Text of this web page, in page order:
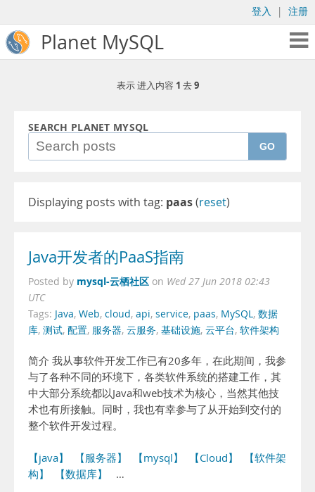
登入 | 注册
Planet MySQL
表示 进入内容 1 去9
SEARCH PLANET MYSQL
GO
Displaying posts with tag: paas(reset)
Java开发者的PaaS指南
Posted by mysql-云栖社区 on Wed 27 Jun 2018 02:43
UTC
Tags: Java, Web, cloud, api, service, paas, MySQL, 数据
库, 测试, 配置, 服务器, 云服务, 基础设施, 云平台, 软件架构
简介 我从事软件开发工作已有20多年，在此期间，我参
与了各种不同的环境下，各类软件系统的搭建工作，其
中大部分系统都以Java和web技术为核心，当然其他技
术也有所接触。同时，我也有幸参与了从开始到交付的
整个软件开发过程。
【java】 【服务器】 【mysql】 【Cloud】
【软件架
构】
【数据库】
…